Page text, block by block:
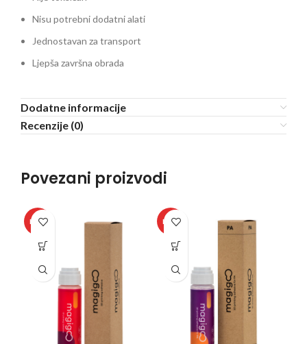
Nisu potrebni dodatni alati
Jednostavan za transport
Ljepša završna obrada
Dodatne informacije
Recenzije (0)
Povezani proizvodi
HOT HOT